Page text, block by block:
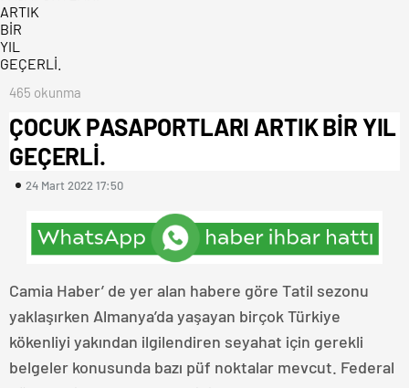
465 okunma
ÇOCUK PASAPORTLARI ARTIK BİR YIL
GEÇERLİ.
24 Mart 2022 17:50
Camia Haber’ de yer alan habere göre Tatil sezonu
yaklaşırken Almanya’da yaşayan birçok Türkiye
kökenliyi yakından ilgilendiren seyahat için gerekli
belgeler konusunda bazı püf noktalar mevcut. Federal